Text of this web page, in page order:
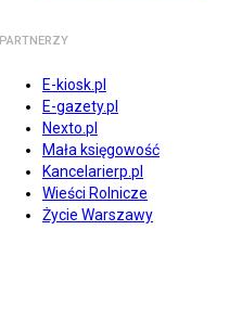
PARTNERZY
E-kiosk.pl
E-gazety.pl
Nexto.pl
Mała księgowość
Kancelarierp.pl
Wieści Rolnicze
Życie Warszawy